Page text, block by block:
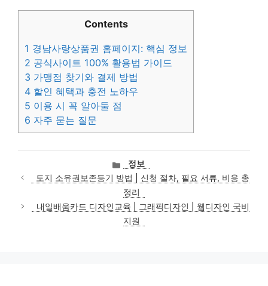
Contents
1 경남사랑상품권 홈페이지: 핵심 정보
2 공식사이트 100% 활용법 가이드
3 가맹점 찾기와 결제 방법
4 할인 혜택과 충전 노하우
5 이용 시 꼭 알아둘 점
6 자주 묻는 질문
카
테
고
리
정보
토지 소유권보존등기 방법 | 신청 절차, 필요 서류, 비용 총
정리
내일배움카드 디자인교육 | 그래픽디자인 | 웹디자인 국비
지원